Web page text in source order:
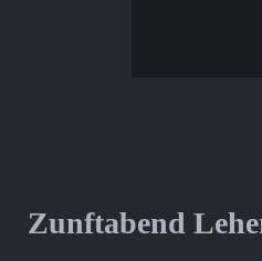
Zunftabend